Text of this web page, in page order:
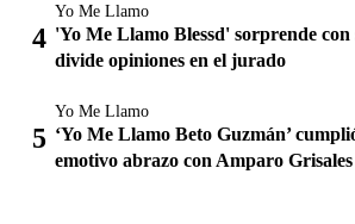
Yo Me Llamo
'Yo Me Llamo Blessd' sorprende con
divide opiniones en el jurado
Yo Me Llamo
‘Yo Me Llamo Beto Guzmán’
emotivo abrazo con Amparo Grisales